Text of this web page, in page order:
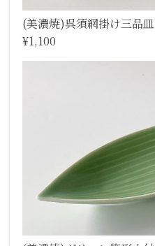
(美濃焼)呉須網掛け三品皿
¥1,100